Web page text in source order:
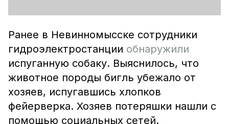
Ранее в Невинномысске сотрудники
гидроэлектростанции обнаружили
испуганную собаку. Выяснилось, что
животное породы бигль убежало от
хозяев, испугавшись хлопков
фейерверка. Хозяев потеряшки нашли с
помощью социальных сетей.